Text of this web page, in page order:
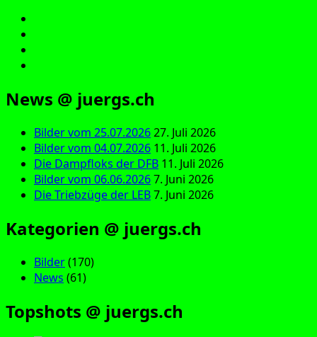
News @ juergs.ch
Bilder vom 25.07.202627. Juli 2026
Bilder vom 04.07.2026 11. Juli 2026
Die Dampfloks der DFB 11. Juli 2026
Bilder vom 06.06.20267. Juni 2026
Die Triebzüge der LEB7. Juni 2026
Kategorien @ juergs.ch
Bilder(170)
News (61)
Topshots @ juergs.ch